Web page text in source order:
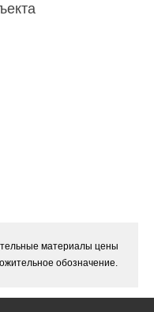
материалы цены
обозначение.